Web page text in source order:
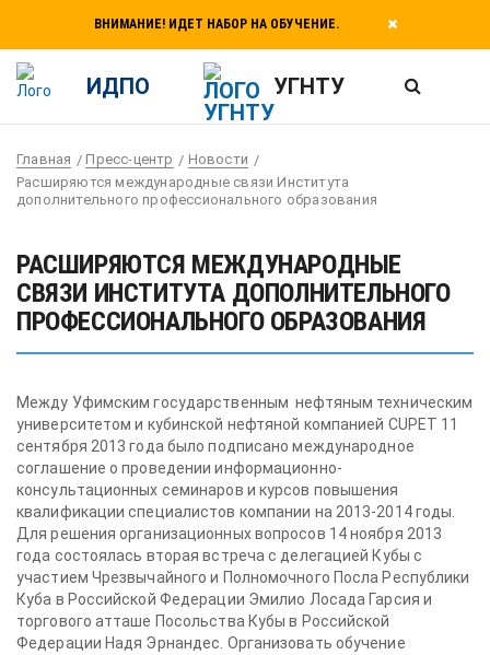
ВНИМАНИЕ! ИДЕТ НАБОР НА ОБУЧЕНИЕ.
ИДПО УГНТУ
Главная Пресс-центр
Новости
Расширяются международные связи Института
дополнительного профессионального образования
РАСШИРЯЮТСЯ МЕЖДУНАРОДНЫЕ
СВЯЗИ ИНСТИТУТА ДОПОЛНИТЕЛЬНОГО
ПРОФЕССИОНАЛЬНОГО ОБРАЗОВАНИЯ
Между Уфимским государственным нефтяным техническим
университетом и кубинской нефтяной компанией CUPET 11
сентября 2013 года было подписано международное
соглашение о проведении информационно-
консультационных семинаров и курсов повышения
квалификации специалистов компании на 2013-2014 годы.
Для решения организационных вопросов 14 ноября 2013
года состоялась вторая встреча с делегацией Кубы с
участием Чрезвычайного и Полномочного Посла Республики
Куба в Российской Федерации Эмилио Лосада Гарсия и
торгового атташе Посольства Кубы в Российской
Федерации Надя Эрнандес. Организовать обучение